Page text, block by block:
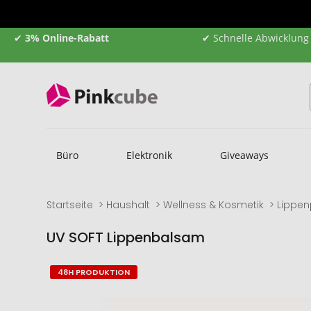
✔ 3% Online-Rabatt ✔ Schnelle Abwicklung
Büro Elektronik Giveaways
Startseite Haushalt Wellness & Kosmetik
UV SOFT Lippenbalsam
Zum
Ende
Zum
Anfang
48H PRODUKTION